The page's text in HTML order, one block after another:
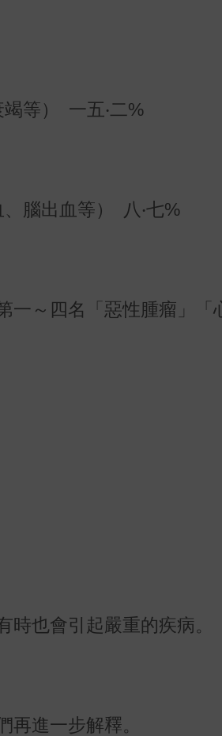
等） 一五‧二%
腦出血等） 八‧七%
一～四名「惡性腫瘤」「
也會引起嚴重的疾病。
進一步解釋。